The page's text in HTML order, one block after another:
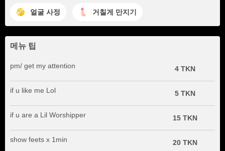
얼굴 사정 거칠게 만지기
메뉴 팁
pm/ get my attention 4 TKN
if u like me Lol 5 TKN
if u are a Lil Worshipper 15 TKN
show feets x 1min 20 TKN